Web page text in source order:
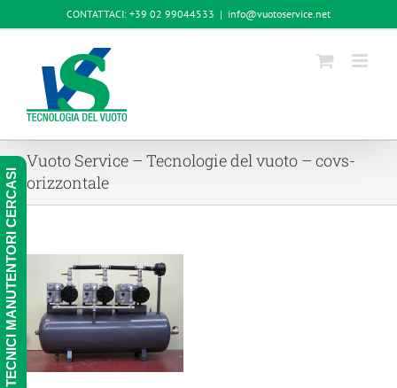
al
CONTATTACI: +39 02 99044533 | info@vuotoservice.net
Vuoto Service – Tecnologie del vuoto – covs-
orizzontale
TECNICI MANUTENTORI CERCASI